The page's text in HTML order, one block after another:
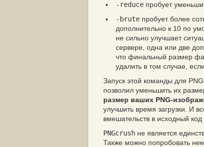
-reduce пробует
-brute пробует более
дополнительно к 10 по
не сильно улучшает
сервере, одна или две
что финальный размер
удалить в том случае,
Запуск этой команды для
позволил уменьшить их
размер ваших PNG-
улучшить время загрузки. И
вмешательств в исходный
PNGcrush не является
Также можно попробовать